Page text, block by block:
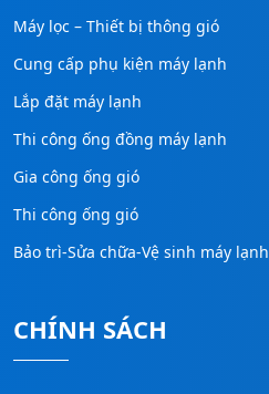
Máy lọc – Thiết bị thông gió
Cung cấp phụ kiện máy lạnh
Lắp đặt máy lạnh
Thi công ống đồng máy lạnh
Gia công ống gió
Thi công ống gió
Bảo trì-Sửa chữa-Vệ sinh máy lạnh
CHÍNH SÁCH